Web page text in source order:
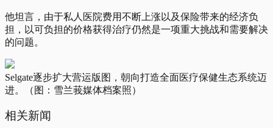
他坦言，由于私人医院费用不断上涨以及保险带来的经济负
担，以可负担的价格获得治疗仍然是一项重大挑战和需要解决
的问题。
Selgate逐步扩大营运版图，朝向打造全面医疗保健生态系统迈
进。（图：雪兰莪媒体档案照）
相关新闻